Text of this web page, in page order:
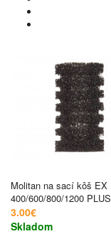
Molitan na sací kôš EX
400/600/800/1200 PLUS
3.00€
Skladom